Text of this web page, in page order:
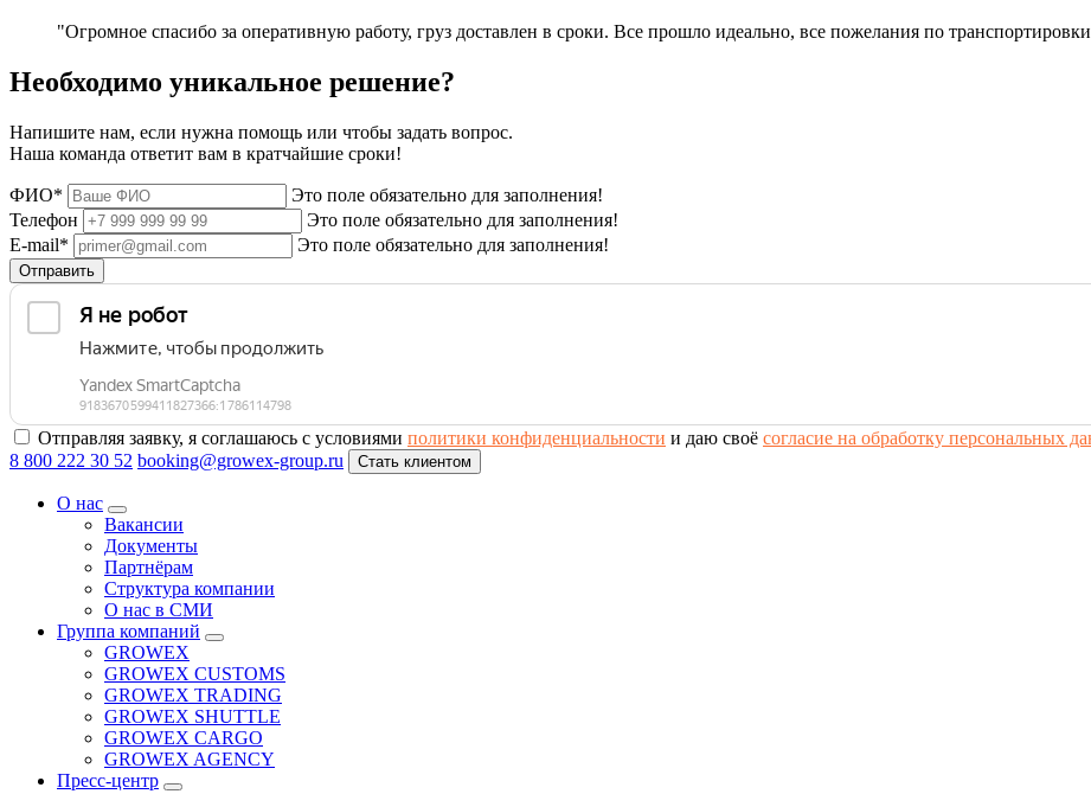
"Огромное спасибо за оперативную работу, груз доставлен в сроки. Все прошло идеально, все пожелания по
Необходимо уникальное решение?
Напишите нам, если нужна помощь или чтобы задать вопрос.
Наша команда ответит вам в кратчайшие сроки!
ФИО*
Это поле обязательно для заполнения!
Телефон
Это поле обязательно для заполнения!
E-mail*
Это поле обязательно для заполнения!
Отправить
Отправляя заявку, я соглашаюсь с условиями политики конфиденциальности и даю своё согласие на обработку персональных
8 800 222 30 52 booking@growex-group.ru Стать клиентом
О нас
Вакансии
Документы
Партнёрам
Структура компании
О нас в СМИ
Группа компаний
GROWEX
GROWEX CUSTOMS
GROWEX TRADING
GROWEX SHUTTLE
GROWEX CARGO
GROWEX AGENCY
Пресс-центр